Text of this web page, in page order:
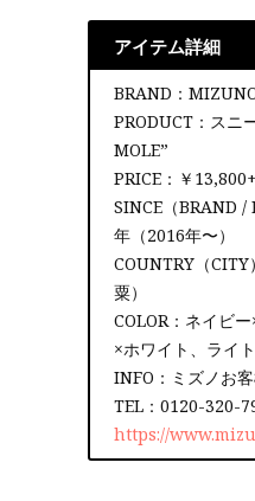
アイテム詳細
BRAND：
PRODUCT：スニ
MOLE”
PRICE：￥
SINCE（BRAND /
年（2016年〜）
COUNTRY（
粟）
COLOR：ネイビ
×ホワイト、ライ
INFO：ミズノお
TEL：0120-320-
https://